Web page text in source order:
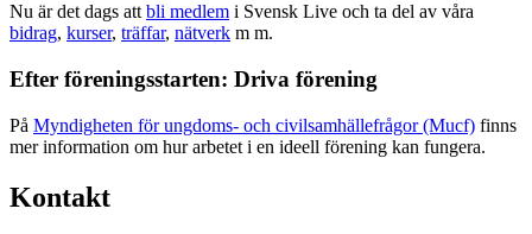
Nu är det dags att bli medlem i Svensk Live och ta del av våra
bidrag, kurser, träffar, nätverk m m.
Efter föreningsstarten: Driva förening
På Myndigheten för ungdoms- och civilsamhällefrågor (Mucf) finns
mer information om hur arbetet i en ideell förening kan fungera.
Kontakt